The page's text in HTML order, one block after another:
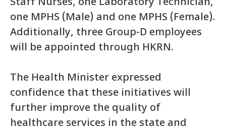
Staff Nurses, one Laboratory Technician,
one MPHS (Male) and one MPHS (Female).
Additionally, three Group-D employees
will be appointed through HKRN.
The Health Minister expressed
confidence that these initiatives will
further improve the quality of
healthcare services in the state and